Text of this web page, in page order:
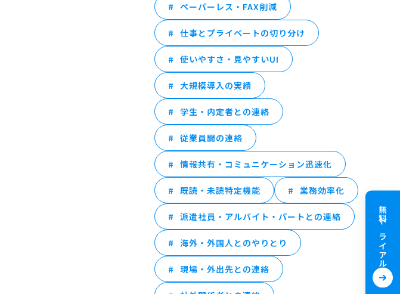
無料トライアル
ペーパーレス・FAX削減
仕事とプライベートの切り分け
使いやすさ・見やすいUI
大規模導入の実績
学生・内定者との連絡
従業員間の連絡
情報共有・コミュニケーション迅速化
既読・未読特定機能 業務効率化
派遣社員・アルバイト・パートとの連絡
海外・外国人とのやりとり
現場・外出先との連絡